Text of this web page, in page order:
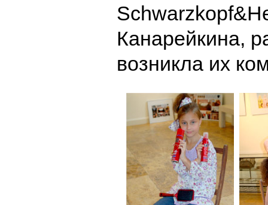
Канарейкина,
возникла их